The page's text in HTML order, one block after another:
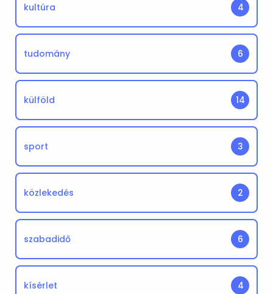
kultúra 4
tudomány 6
külföld 14
sport 3
közlekedés 2
szabadidő 6
kísérlet 4